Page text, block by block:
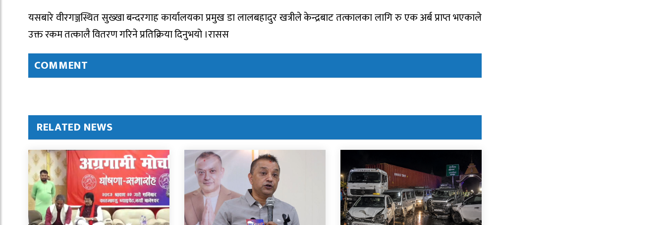
यसबारे वीरगञ्जस्थित सुख्खा बन्दरगाह कार्यालयका प्रमुख डा लालबहादुर खत्रीले केन्द्रबाट तत्कालका लागि रु एक अर्ब प्राप्त भएकाले
उक्त रकम तत्कालै वितरण गरिने प्रतिक्रिया दिनुभयो ।रासस
COMMENT
RELATED NEWS